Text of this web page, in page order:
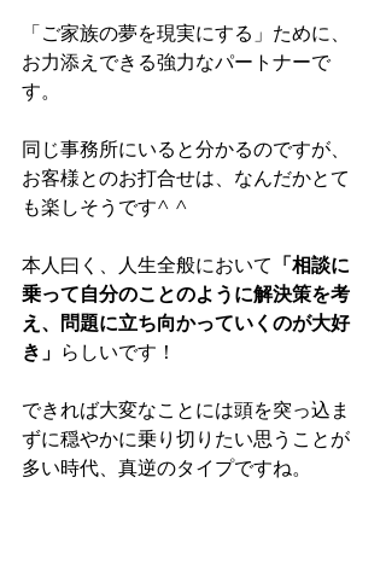
「ご家族の夢を現実にする」ために、
お力添えできる強力なパートナーで
す。
同じ事務所にいると分かるのですが、
お客様とのお打合せは、なんだかとて
も楽しそうです^ ^
本人曰く、人生全般において 「相談に
乗って自分のことのように解決策を考
え、問題に立ち向かっていくのが大好
き」 らしいです！
できれば大変なことには頭を突っ込ま
ずに穏やかに乗り切りたい思うことが
多い時代、真逆のタイプですね。